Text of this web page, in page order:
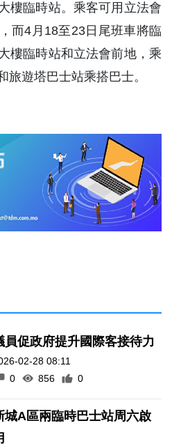
樓臨時站。乘客可用立法會
而4月18至23日尾班車將臨
樓臨時站和立法會前地，乘
旅遊塔巴士站乘搭巴士。
員促政府提升國際客接待力
02-28 08:11
0
856 0
城A區兩臨時巴士站周六啟